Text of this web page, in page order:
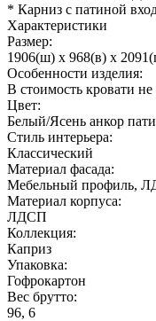
* Карниз с патиной
Характеристики
Размер:
1906(ш) x 968(в) x
Особенности изделия:
В стоимость кровати
Цвет:
Белый/Ясень анкор
Стиль интерьера:
Классический
Материал фасада:
Мебельный профиль,
Материал корпуса:
ЛДСП
Коллекция:
Каприз
Упаковка:
Гофрокартон
Вес брутто:
96, 6